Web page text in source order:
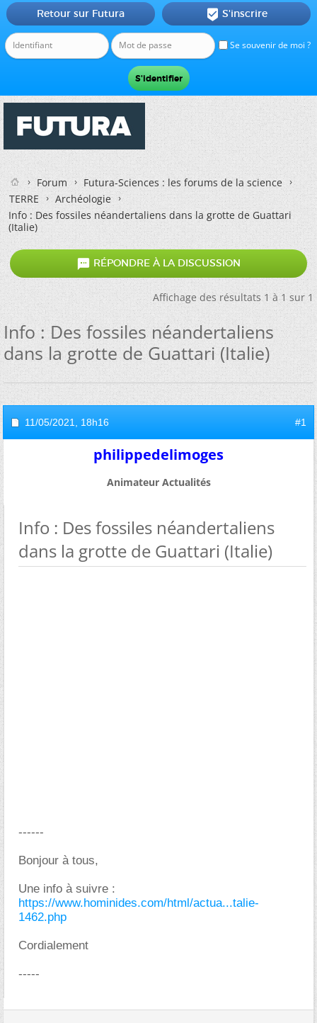
Se souvenir de moi ?
Retour sur Futura  S'inscrire
Forum
Futura-Sciences : les forums de la science
TERRE
Archéologie
Info : Des fossiles néandertaliens dans la grotte de Guattari
(Italie)
 RÉPONDRE À LA DISCUSSION
Affichage des résultats 1 à 1 sur 1
Info : Des fossiles néandertaliens
dans la grotte de Guattari (Italie)
11/05/2021, 18h16 #1
philippedelimoges
Animateur Actualités
Info : Des fossiles néandertaliens
dans la grotte de Guattari (Italie)
------
Bonjour à tous,
Une info à suivre :
https://www.hominides.com/html/actua...talie-
1462.php
Cordialement
-----